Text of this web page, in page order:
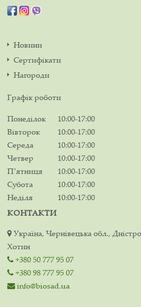
Новини
Сертифікати
Нагороди
Графік роботи
Понеділок
10:00-17:00
Вівторок
10:00-17:00
Середа
10:00-17:00
Четвер
10:00-17:00
Пʼятниця
10:00-17:00
Субота
10:00-17:00
Неділя
10:00-17:00
КОНТАКТИ
Україна, Чернівецька обл.,
Хотин
+380 50 777 95 07
+380 98 777 95 07
info@biosad.ua